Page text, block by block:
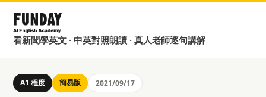
看新聞學英文 · 中英對照朗讀 · 真人老師逐句講解
A1 程度 簡易版 2021/09/17